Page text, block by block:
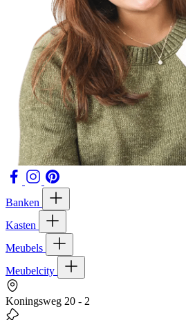
Banken
Kasten
Meubels
Meubelcity
Koningsweg 20 - 2